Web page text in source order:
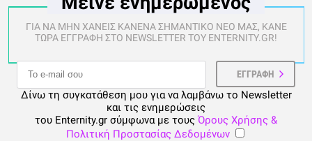
ΓΙΑ ΝΑ ΜΗΝ ΧΑΝΕΙΣ ΚΑΝΕΝΑ ΣΗΜΑΝΤΙΚΟ ΝΕΟ ΜΑΣ, ΚΑΝΕ
ΤΩΡΑ ΕΓΓΡΑΦΗ ΣΤΟ NEWSLETTER ΤΟΥ ENTERNITY.GR!
Δίνω τη συγκατάθεση μου για να λαμβάνω το Newsletter
και τις ενημερώσεις
του Enternity.gr σύμφωνα με τους Όρους Χρήσης &
Πολιτική Προστασίας Δεδομένων